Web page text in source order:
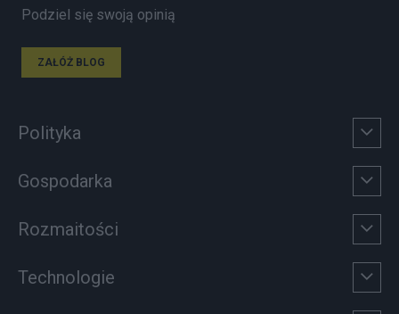
Podziel się swoją opinią
ZAŁÓŻ BLOG
Polityka
Gospodarka
Rozmaitości
Technologie